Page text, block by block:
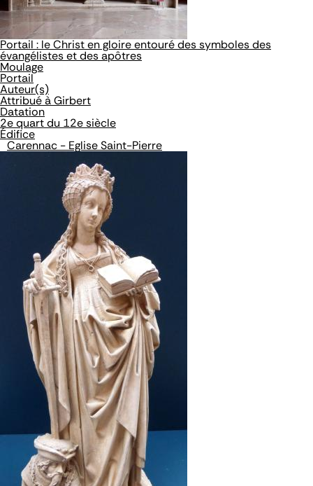
Portail : le Christ en gloire entouré des symboles des
évangélistes et des apôtres
Moulage
Portail
Auteur(s)
Attribué à Girbert
Datation
2e quart du 12e siècle
Édifice
Carennac - Eglise Saint-Pierre